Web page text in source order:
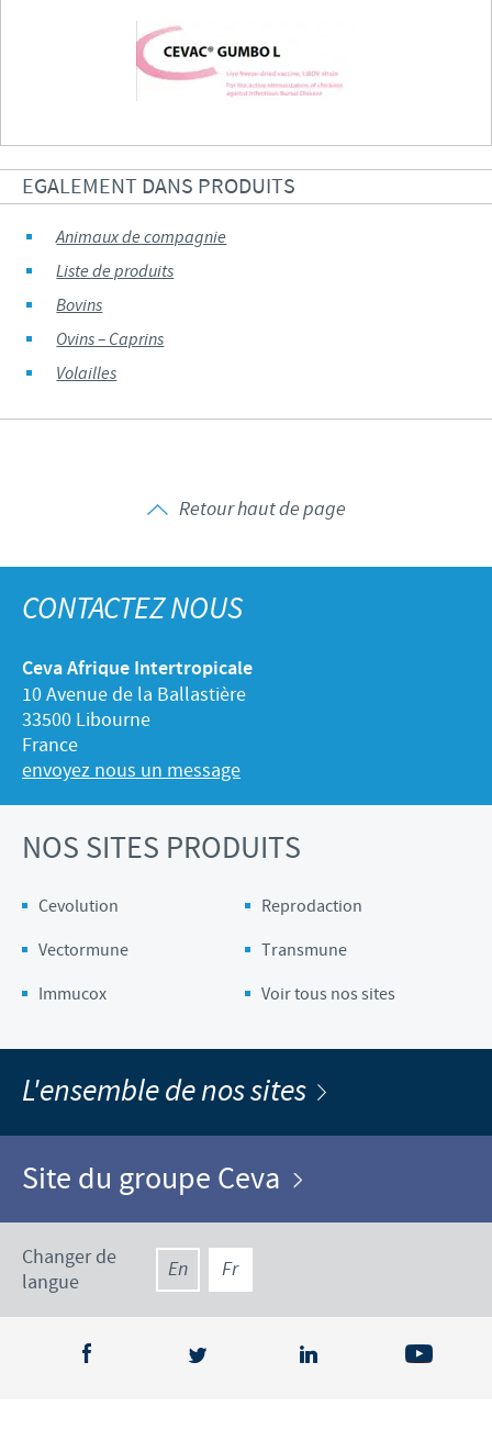
EGALEMENT DANS PRODUITS
Animaux de compagnie
Liste de produits
Bovins
Ovins – Caprins
Volailles
Retour haut de page
CONTACTEZ NOUS
Ceva Afrique Intertropicale
10 Avenue de la Ballastière
33500 Libourne
France
envoyez nous un message
NOS SITES PRODUITS
Cevolution
Reprodaction
Vectormune
Transmune
Immucox
Voir tous nos sites
L'ensemble de nos sites
Site du groupe Ceva
Changer de
langue
En Fr